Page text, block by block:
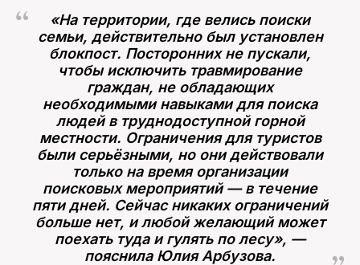
«На территории, где велись поиски
семьи, действительно был установлен
блокпост. Посторонних не пускали,
чтобы исключить травмирование
граждан, не обладающих
необходимыми навыками для поиска
людей в труднодоступной горной
местности. Ограничения для туристов
были серьёзными, но они действовали
только на время организации
поисковых мероприятий — в течение
пяти дней. Сейчас никаких ограничений
больше нет, и любой желающий может
поехать туда и гулять по лесу», —
пояснила Юлия Арбузова.